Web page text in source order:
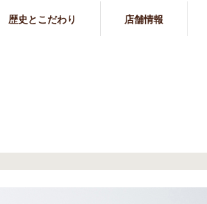
歴史とこだわり 店舗情報